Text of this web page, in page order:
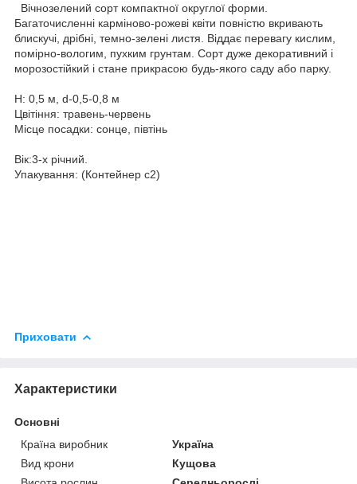
Вічнозелений сорт компактної округлої форми.
Багаточисленні карміново-рожеві квіти повністю вкривають
блискучі, дрібні, темно-зелені листя. Віддає перевагу кислим,
помірно-вологим, пухким грунтам. Сорт дуже декоративний і
морозостійкий і стане прикрасою будь-якого саду або парку.
Н: 0,5 м, d-0,5-0,8 м
Цвітіння: травень-червень
Місце посадки: сонце, півтінь
Вік:3-х річний.
Упакування: (Контейнер с2)
Приховати
Характеристики
Основні
Країна виробник
Україна
Вид крони
Кущова